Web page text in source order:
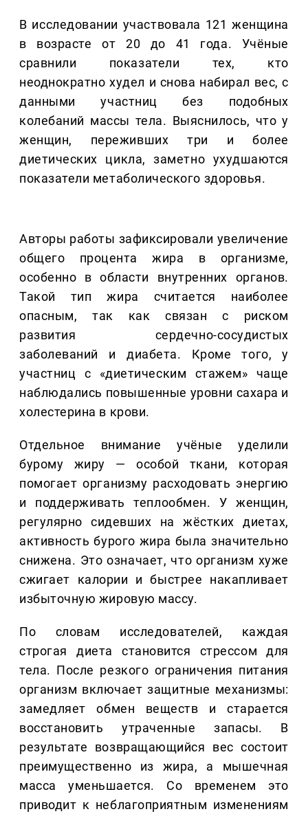
В исследовании участвовала 121 женщина
в возрасте от 20 до 41 года. Учёные
сравнили показатели тех, кто
неоднократно худел и снова набирал вес, с
данными участниц без подобных
колебаний массы тела. Выяснилось, что у
женщин, переживших три и более
диетических цикла, заметно ухудшаются
показатели метаболического здоровья.
Авторы работы зафиксировали увеличение
общего процента жира в организме,
особенно в области внутренних органов.
Такой тип жира считается наиболее
опасным, так как связан с риском
развития сердечно-сосудистых
заболеваний и диабета. Кроме того, у
участниц с «диетическим стажем» чаще
наблюдались повышенные уровни сахара и
холестерина в крови.
Отдельное внимание учёные уделили
бурому жиру — особой ткани, которая
помогает организму расходовать энергию
и поддерживать теплообмен. У женщин,
регулярно сидевших на жёстких диетах,
активность бурого жира была значительно
снижена. Это означает, что организм хуже
сжигает калории и быстрее накапливает
избыточную жировую массу.
По словам исследователей, каждая
строгая диета становится стрессом для
тела. После резкого ограничения питания
организм включает защитные механизмы:
замедляет обмен веществ и старается
восстановить утраченные запасы. В
результате возвращающийся вес состоит
преимущественно из жира, а мышечная
масса уменьшается. Со временем это
приводит к неблагоприятным изменениям